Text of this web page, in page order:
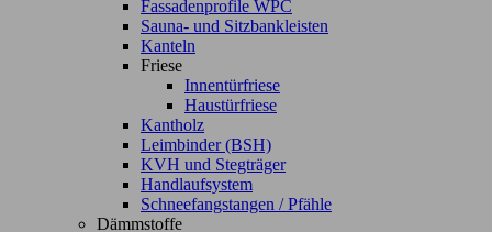
Fassadenprofile WPC
Sauna- und Sitzbankleisten
Kanteln
Friese
Innentürfriese
Haustürfriese
Kantholz
Leimbinder (BSH)
KVH und Stegträger
Handlaufsystem
Schneefangstangen / Pfähle
Dämmstoffe